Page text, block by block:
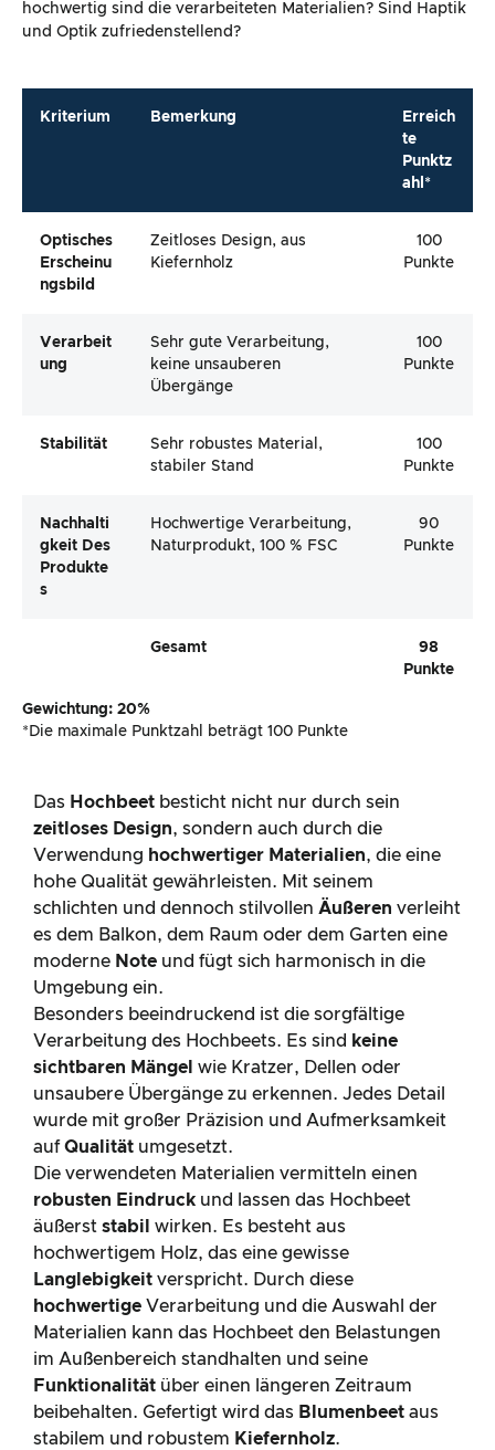
hochwertig sind die verarbeiteten Materialien? Sind Haptik
und Optik zufriedenstellend?
Kriterium Bemerkung
Erreich
te
Punktz
ahl*
Optisches
Erscheinu
Ngsbild
Zeitloses Design, aus
Kiefernholz
100
Punkte
Verarbeit
Ung
Sehr gute Verarbeitung,
keine unsauberen
Übergänge
100
Punkte
Stabilität
Sehr robustes Material,
stabiler Stand
100
Punkte
Nachhalti
Gkeit Des
Produkte
S
Hochwertige Verarbeitung,
Naturprodukt, 100 % FSC
90
Punkte
Gesamt
98
Punkte
Gewichtung: 20%
*Die maximale Punktzahl beträgt 100 Punkte
Das Hochbeet besticht nicht nur durch sein
zeitloses Design, sondern auch durch die
Verwendung hochwertiger Materialien, die eine
hohe Qualität gewährleisten. Mit seinem
schlichten und dennoch stilvollen Äußeren verleiht
es dem Balkon, dem Raum oder dem Garten eine
moderne Note und fügt sich harmonisch in die
Umgebung ein.
Besonders beeindruckend ist die sorgfältige
Verarbeitung des Hochbeets. Es sind keine
sichtbaren Mängel wie Kratzer, Dellen oder
unsaubere Übergänge zu erkennen. Jedes Detail
wurde mit großer Präzision und Aufmerksamkeit
aufQualität umgesetzt.
Die verwendeten Materialien vermitteln einen
robusten Eindruck und lassen das Hochbeet
äußerst stabil wirken. Es besteht aus
hochwertigem Holz, das eine gewisse
Langlebigkeit verspricht. Durch diese
hochwertige Verarbeitung und die Auswahl der
Materialien kann das Hochbeet den Belastungen
im Außenbereich standhalten und seine
Funktionalität über einen längeren Zeitraum
beibehalten. Gefertigt wird das Blumenbeet aus
stabilem und robustem Kiefernholz.